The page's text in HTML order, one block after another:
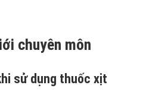
chuyên môn
sử dụng thuốc xịt